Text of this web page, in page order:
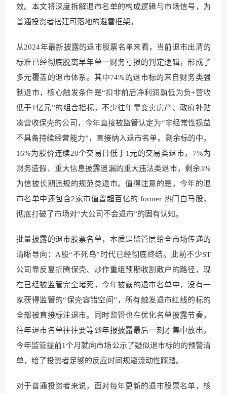
效。本文将深度拆解退市名单的构成逻辑与市场信号，为
普通投资者搭建可落地的避雷框架。
从2024年最新披露的退市股票名单来看，当前退市出清的
标准已经彻底脱离早年单一财务亏损的判定逻辑，形成了
多元覆盖的退市体系。其中74%的退市标的来自财务类强
制退市，核心触发条件是“扣非前后净利润孰低为负+营收
低于1亿元”的组合指标，不少往年靠变卖房产、政府补贴
凑营收保壳的公司，今年直接被监管认定为“非经常性损益
不具备持续经营能力”，直接纳入退市名单。剩余标的中，
16%为股价连续20个交易日低于1元的交易类退市，7%为
财务造假、重大信息披露遗漏的重大违法类退市，剩余3%
为信披长期违规的规范类退市。值得注意的是，今年的退
市名单中还包含2家市值曾超百亿的 former 热门白马股，
彻底打破了市场对“大公司不会退市”的固有认知。
批量披露的退市股票名单，本质是监管层给全市场传递的
清晰导向：A股“不死鸟”时代已经彻底终结。此前不少ST
公司靠反复折腾保壳、炒作重组预期收割散户的路径，现
在已经被监管完全堵死，今年披露的退市名单中，没有一
家获得监管的“保壳容错空间”，所有触发退市红线的标的
全部被直接标注退市。同时监管也在优化名单披露节奏，
往年退市名单往往要等到年报披露最后一刻才集中放出，
今年监管提前1个月就向市场公示了疑似退市标的的预警清
单，给了投资者足够的反应时间规避流动性踩踏。
对于普通投资者来说，面对每年更新的退市股票名单，核